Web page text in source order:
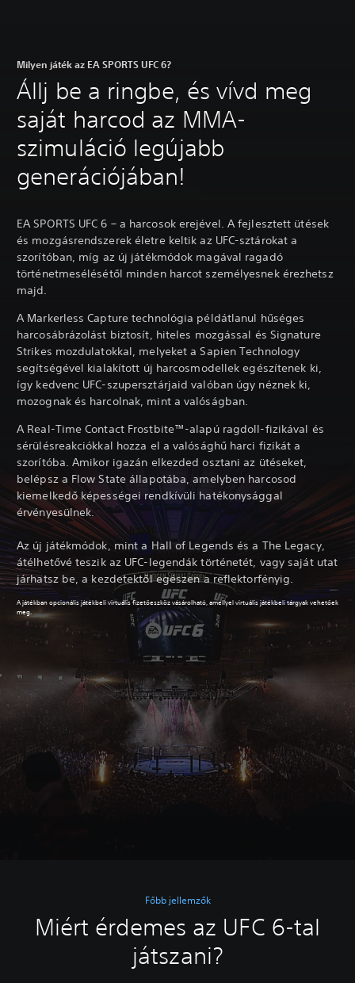
Milyen játék az EA SPORTS UFC 6?
Állj be a ringbe, és vívd meg
saját harcod az MMA-
szimuláció legújabb
generációjában!
EA SPORTS UFC 6 – a harcosok erejével. A fejlesztett ütések
és mozgásrendszerek életre keltik az UFC-sztárokat a
szorítóban, míg az új játékmódok magával ragadó
történetmesélésétől minden harcot személyesnek érezhetsz
majd.
A Markerless Capture technológia példátlanul hűséges
harcosábrázolást biztosít, hiteles mozgással és Signature
Strikes mozdulatokkal, melyeket a Sapien Technology
segítségével kialakított új harcosmodellek egészítenek ki,
így kedvenc UFC-szupersztárjaid valóban úgy néznek ki,
mozognak és harcolnak, mint a valóságban.
A Real-Time Contact Frostbite™-alapú ragdoll-fizikával és
sérülésreakciókkal hozza el a valósághű harci fizikát a
szorítóba. Amikor igazán elkezded osztani az ütéseket,
belépsz a Flow State állapotába, amelyben harcosod
kiemelkedő képességei rendkívüli hatékonysággal
érvényesülnek.
Az új játékmódok, mint a Hall of Legends és a The Legacy,
átélhetővé teszik az UFC-legendák történetét, vagy saját utat
járhatsz be, a kezdetektől egészen a reflektorfényig.
A játékban opcionális játékbeli virtuális fizetőeszköz vásárolható, amellyel virtuális játékbeli tárgyak vehetőek
meg.
Főbb jellemzők
Miért érdemes az UFC 6-tal
játszani?